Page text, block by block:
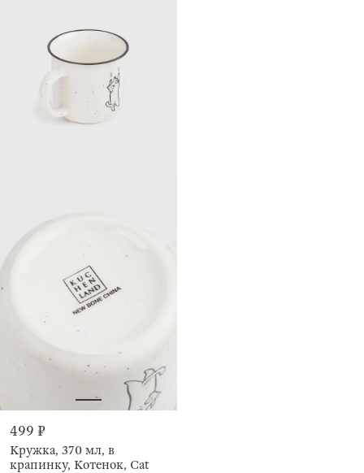
499 ₽
Кружка, 370 мл, в
крапинку, Котенок, Cat